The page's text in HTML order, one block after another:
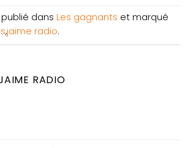
dans Les gagnants et marqué
,jaime radio.
RADIO